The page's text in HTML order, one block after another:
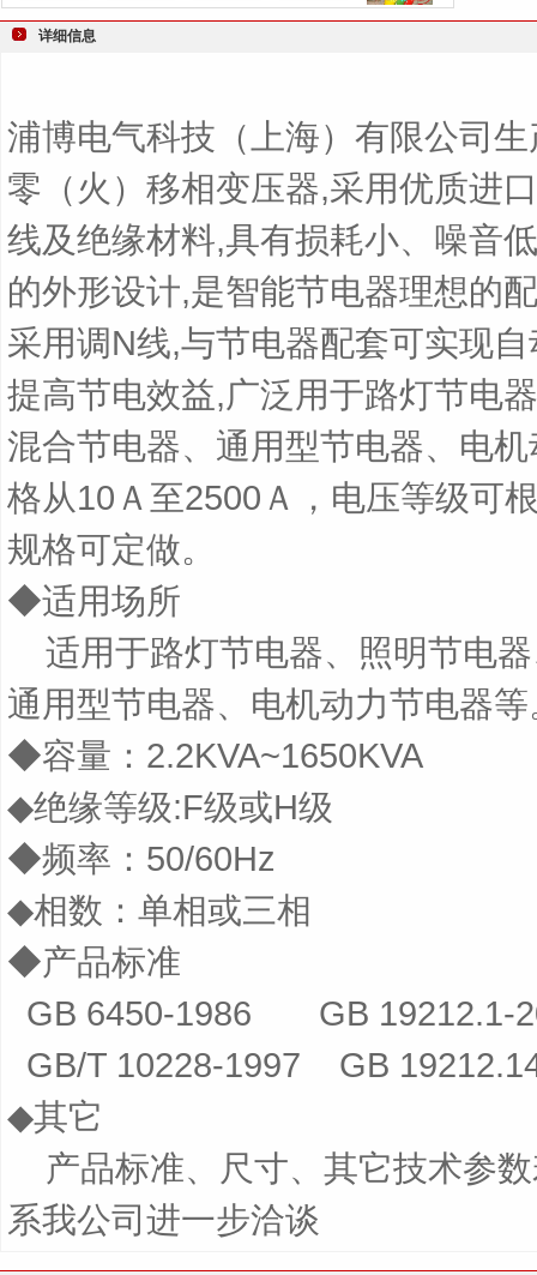
详细信息
浦博电气科技（上海）有限公司
零（火）移相变压器,采用优质进
线及绝缘材料,具有损耗小、噪音
的外形设计,是智能节电器理想的
采用调N线,与节电器配套可实现
提高节电效益,广泛用于路灯节电
混合节电器、通用型节电器、电
格从10 Ａ至2500 Ａ，电压等级可
规格可定做。
◆适用场所
适用于路灯节电器、照明节电
通用型节电器、电机动力节电器等
◆容量： 2.2KVA~1650KVA
◆绝缘等级:F级或H级
◆频率： 50/60Hz
◆相数：单相或三相
◆产品标准
GB 6450-1986 GB 19212.1-
GB/T 10228-1997 GB
◆其它
产品标准、尺寸、其它技术参
系我公司进一步洽谈